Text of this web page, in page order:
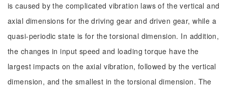
is caused by the complicated vibration laws of the vertical and
axial dimensions for the driving gear and driven gear, while a
quasi-periodic state is for the torsional dimension. In addition,
the changes in input speed and loading torque have the
largest impacts on the axial vibration, followed by the vertical
dimension, and the smallest in the torsional dimension. The